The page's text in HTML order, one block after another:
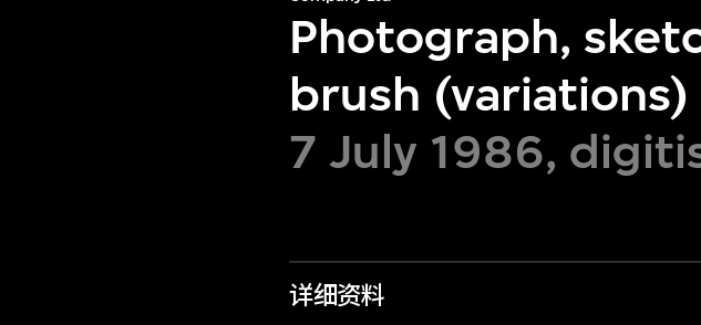
Photograph,
brush (variations)
7 July 1986,
详细资料